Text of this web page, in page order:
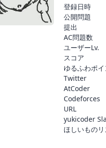
登録日時
公開問題
提出
AC問題数
ユーザーLv.
スコア
ゆるふわポ
Twitter
AtCoder
Codeforces
URL
yukicoder
ほしいもの